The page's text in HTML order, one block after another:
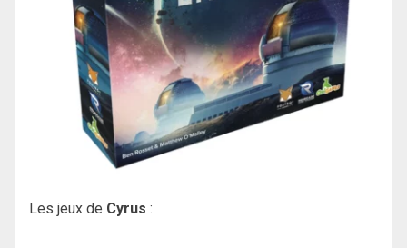
Les jeux de Cyrus :